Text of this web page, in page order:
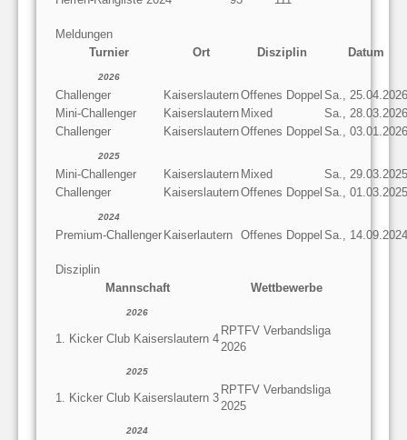
Meldungen
Turnier
Ort Disziplin Datum
2026
Challenger KaiserslauternOffenes Doppel Sa., 25.04.2026
Mini-Challenger
Kaiserslautern Mixed
Sa., 28.03.2026
Challenger
KaiserslauternOffenes Doppel Sa., 03.01.2026
2025
Mini-Challenger Kaiserslautern Mixed
Sa., 29.03.2025
Challenger
KaiserslauternOffenes Doppel Sa., 01.03.2025
2024
Premium-Challenger Kaiserlautern Offenes Doppel Sa., 14.09.2024
Disziplin
Mannschaft
Wettbewerbe
2026
1. Kicker Club Kaiserslautern 4
RPTFV Verbandsliga
2026
2025
1. Kicker Club Kaiserslautern 3
RPTFV Verbandsliga
2025
2024